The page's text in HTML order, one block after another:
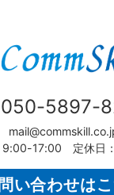
050-5897-
9:00-17:00 定休日
い合わせは